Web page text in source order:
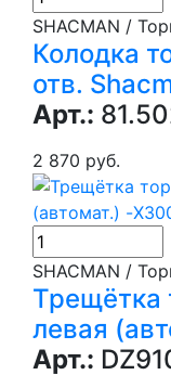
SHACMAN /
Колодка
отв.
Арт.:
2 870 руб.
SHACMAN /
Трещётка
левая
Арт.: